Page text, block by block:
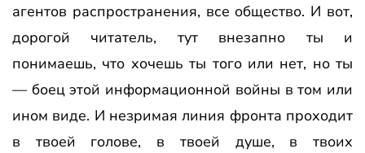
агентов распространения, все общество. И вот,
дорогой читатель, тут внезапно ты и
понимаешь, что хочешь ты того или нет, но ты
— боец этой информационной войны в том или
ином виде. И незримая линия фронта проходит
в твоей голове, в твоей душе, в твоих